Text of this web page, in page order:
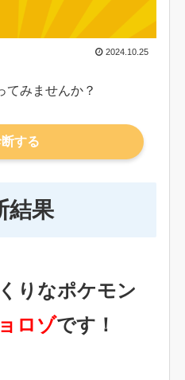
2024.10.25
てみませんか？
する
結果
りなポケモン
ロゾです！